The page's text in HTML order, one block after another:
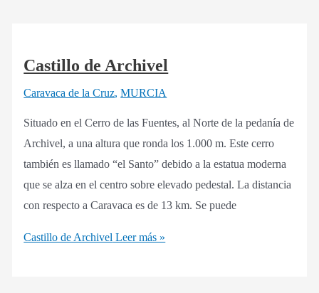
Castillo de Archivel
Caravaca de la Cruz,MURCIA
Situado en el Cerro de las Fuentes, al Norte de la pedanía de
Archivel, a una altura que ronda los 1.000 m. Este cerro
también es llamado “el Santo” debido a la estatua moderna
que se alza en el centro sobre elevado pedestal. La distancia
con respecto a Caravaca es de 13 km. Se puede
Castillo de Archivel Leer más »